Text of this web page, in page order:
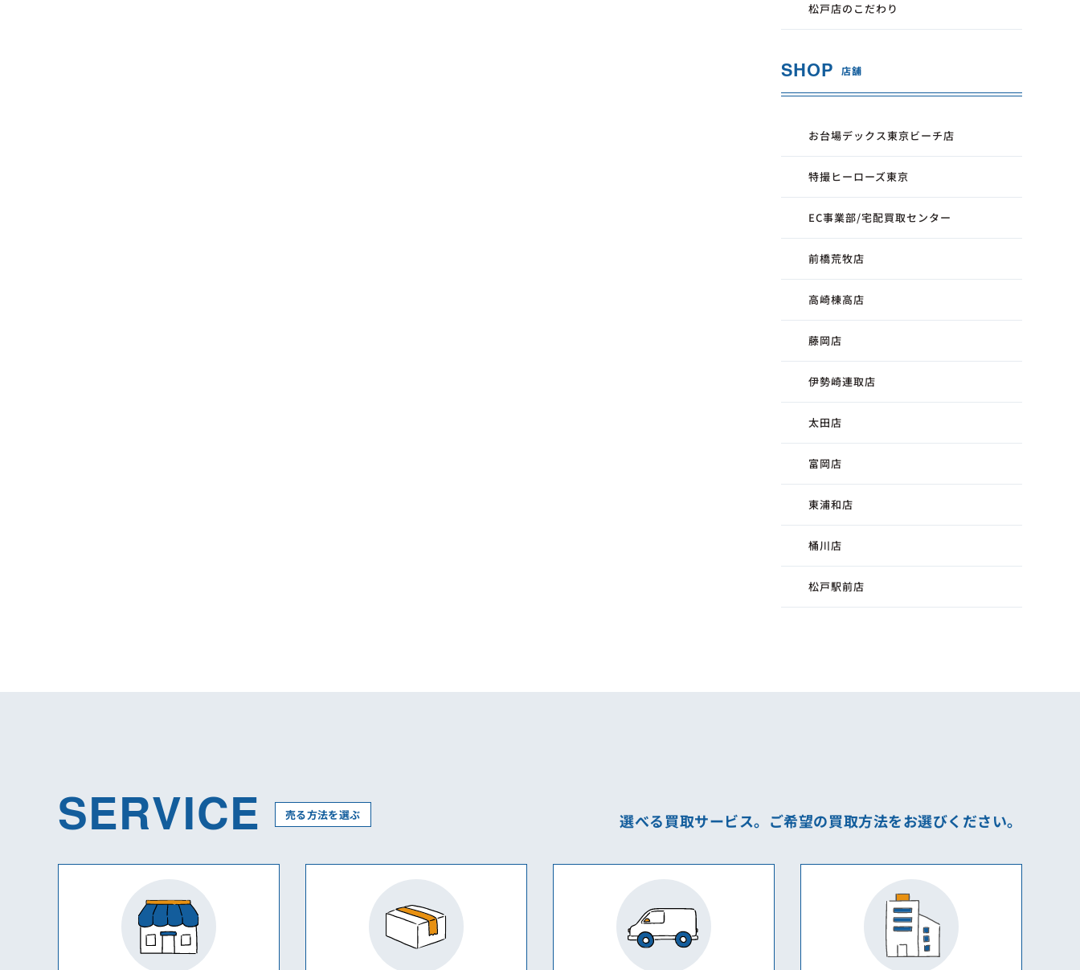
松戸店のこだわり
SHOP 店舗
お台場デックス東京ビーチ店
特撮ヒーローズ東京
EC事業部/宅配買取センター
前橋荒牧店
高崎棟高店
藤岡店
伊勢崎連取店
太田店
富岡店
東浦和店
桶川店
松戸駅前店
SERVICE 売る方法を選ぶ 選べる買取サービス。 ご希望の買取方法をお選びください。